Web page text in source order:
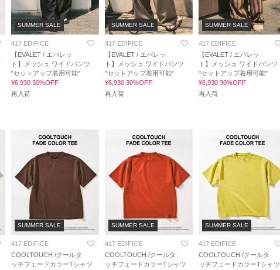
SUMMER SALE
417 EDIFICE
【EVALET / エバレッ
ト】メッシュ ワイドパンツ
"セットアップ着用可能"
¥6,930 30%OFF
再入荷
SUMMER SALE
417 EDIFICE
【EVALET / エバレッ
ト】メッシュ ワイドパンツ
"セットアップ着用可能"
¥6,930 30%OFF
再入荷
SUMMER SALE
417 EDIFICE
【EVALET / エバレッ
ト】メッシュ ワイドパンツ
"セットアップ着用可能"
¥6,930 30%OFF
再入荷
SUMMER SALE
417 EDIFICE
COOLTOUCH /クールタ
ッチフェードカラーTシャツ
SUMMER SALE
417 EDIFICE
COOLTOUCH /クールタ
ッチフェードカラーTシャツ
SUMMER SALE
417 EDIFICE
COOLTOUCH /クールタ
ッチフェードカラーTシャツ